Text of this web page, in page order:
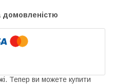
домовленістю
Тепер ви можете купити